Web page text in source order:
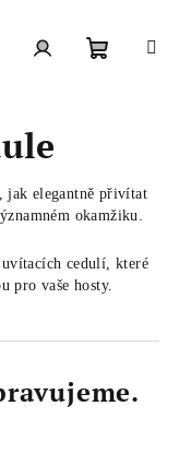
jak elegantně přivítat
okamžiku.
cedulí, které
pro vaše hosty.